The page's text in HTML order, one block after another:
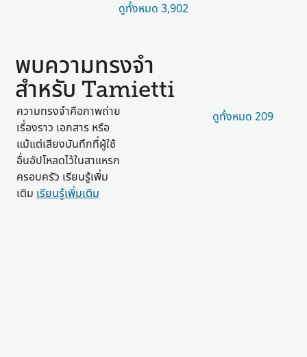
ดูทั้งหมด 3,902
พบความทรงจำ
สำหรับ Tamietti
ความทรงจำคือภาพถ่าย
เรื่องราว เอกสาร หรือ
แม้แต่เสียงบันทึกที่ผู้ใช้
อื่นอัปโหลดไว้ในสาแหรก
ครอบครัว เรียนรู้เพิ่ม
เติม เรียนรู้เพิ่มเติม
ดูทั้งหมด 209